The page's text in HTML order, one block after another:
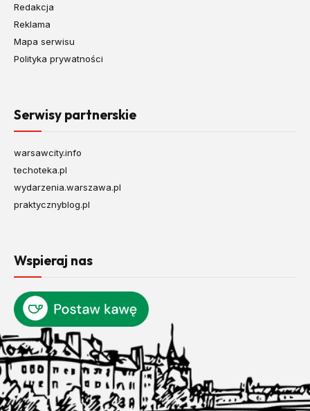
Redakcja
Reklama
Mapa serwisu
Polityka prywatności
Serwisy partnerskie
warsawcity.info
techoteka.pl
wydarzenia.warszawa.pl
praktycznyblog.pl
Wspieraj nas